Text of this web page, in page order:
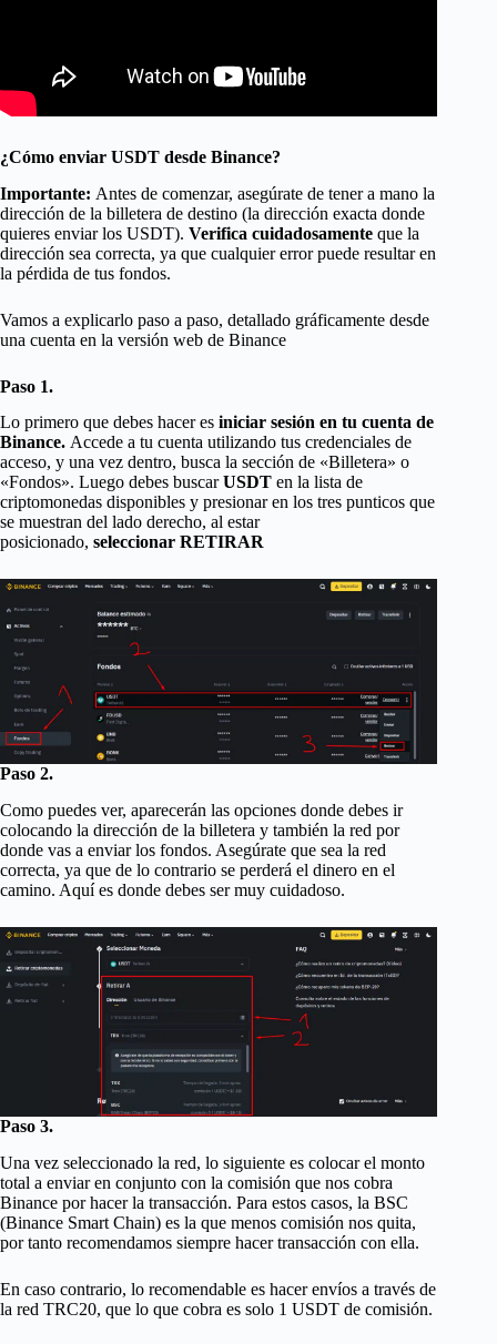
¿Cómo enviar USDT desde Binance?
Importante: Antes de comenzar, asegúrate de tener a mano la
dirección de la billetera de destino (la dirección exacta donde
quieres enviar los USDT). Verifica cuidadosamente que la
dirección sea correcta, ya que cualquier error puede resultar en
la pérdida de tus fondos.
Vamos a explicarlo paso a paso, detallado gráficamente desde
una cuenta en la versión web de Binance
Paso 1.
Lo primero que debes hacer es iniciar sesión en tu cuenta de
Binance. Accede a tu cuenta utilizando tus credenciales de
acceso, y una vez dentro, busca la sección de «Billetera» o
«Fondos». Luego debes buscarUSDT en la lista de
criptomonedas disponibles y presionar en los tres punticos que
se muestran del lado derecho, al estar
posicionado, seleccionar RETIRAR
Paso 2.
Como puedes ver, aparecerán las opciones donde debes ir
colocando la dirección de la billetera y también la red por
donde vas a enviar los fondos. Asegúrate que sea la red
correcta, ya que de lo contrario se perderá el dinero en el
camino. Aquí es donde debes ser muy cuidadoso.
Paso 3.
Una vez seleccionado la red, lo siguiente es colocar el monto
total a enviar en conjunto con la comisión que nos cobra
Binance por hacer la transacción. Para estos casos, la BSC
(Binance Smart Chain) es la que menos comisión nos quita,
por tanto recomendamos siempre hacer transacción con ella.
En caso contrario, lo recomendable es hacer envíos a través de
la red TRC20, que lo que cobra es solo 1 USDT de comisión.